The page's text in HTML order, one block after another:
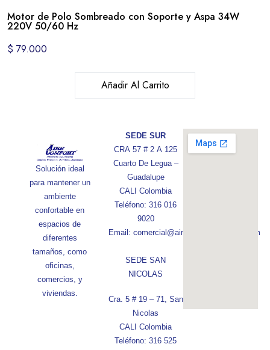
Motor de Polo Sombreado con Soporte y Aspa 34W
220V 50/60 Hz
$ 79.000
Añadir Al Carrito
Solución ideal
para mantener un
ambiente
confortable en
espacios de
diferentes
tamaños, como
oficinas,
comercios, y
viviendas.
SEDE SUR
CRA 57 # 2 A 125
Cuarto De Legua –
Guadalupe
CALI Colombia
Teléfono: 316 016
9020
Email: comercial@aireconfortcolombia.com
SEDE SAN
NICOLAS
Cra. 5 # 19 – 71, San
Nicolas
CALI Colombia
Teléfono: 316 525